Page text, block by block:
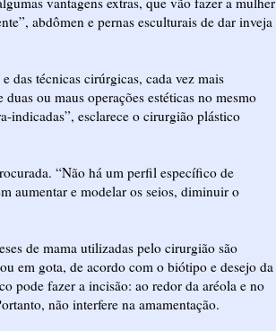
abdômen e pernas esculturais de dar inveja
das técnicas cirúrgicas, cada vez mais
ou maus operações estéticas no mesmo
indicadas”, esclarece o cirurgião plástico
“Não há um perfil específico de
aumentar e modelar os seios, diminuir o
de mama utilizadas pelo cirurgião são
em gota, de acordo com o biótipo e desejo da
pode fazer a incisão: ao redor da aréola e no
não interfere na amamentação.